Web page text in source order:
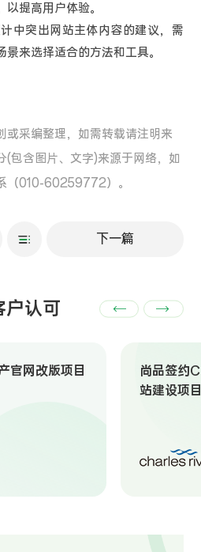
提高用户体验。
突出网站主体内容的建议，需
来选择适合的方法和工具。
或采编整理，如需转载请注明来
(包含图片、文字)来源于网络，如
（010-60259772）。
下一篇
户认可
官网改版项目
尚品签约
站建设项